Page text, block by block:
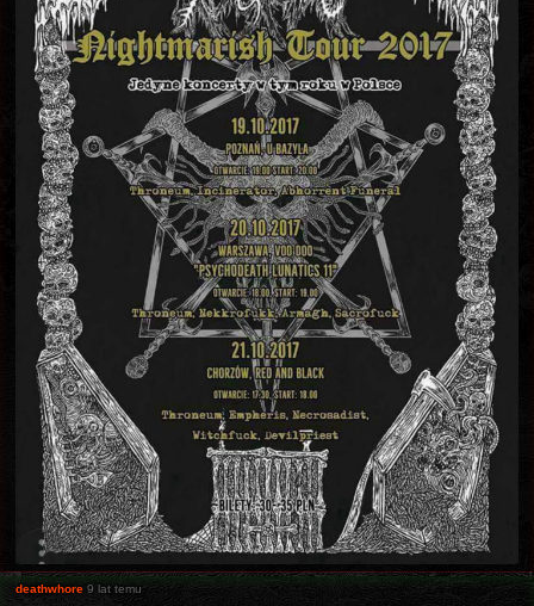
deathwhore 9 lat temu